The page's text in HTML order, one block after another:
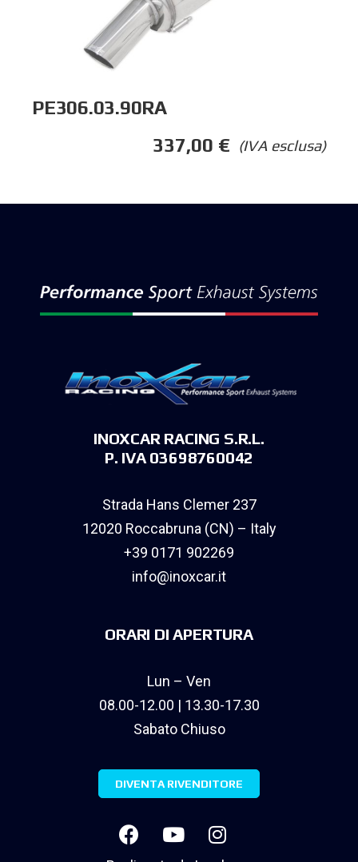
PE306.03.90RA
(IVA esclusa)
337,00 €
INOXCAR RACING S.R.L.
P. IVA 03698760042
Strada Hans Clemer 237
12020 Roccabruna (CN) – Italy
+39 0171 902269
info@inoxcar.it
ORARI DI APERTURA
Lun – Ven
08.00-12.00 | 13.30-17.30
Sabato Chiuso
DIVENTA RIVENDITORE